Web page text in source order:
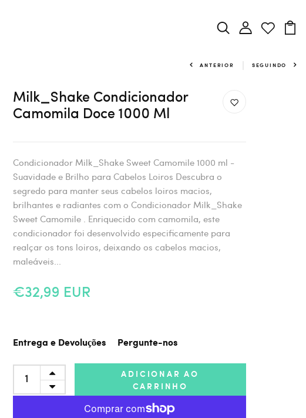
ANTERIOR SEGUINDO
Milk_Shake Condicionador
Camomila Doce 1000 Ml
Condicionador Milk_Shake Sweet Camomile 1000 ml -
Suavidade e Brilho para Cabelos Loiros Descubra o
segredo para manter seus cabelos loiros macios,
brilhantes e radiantes com o Condicionador Milk_Shake
Sweet Camomile . Enriquecido com camomila, este
condicionador foi desenvolvido especificamente para
realçar os tons loiros, deixando os cabelos macios,
maleáveis...
€32,99 EUR
Entrega e Devoluções Pergunte-nos
ADICIONAR AO
CARRINHO